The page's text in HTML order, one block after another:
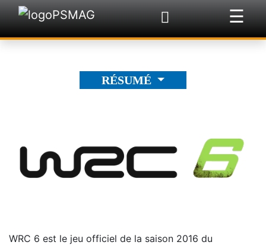
☰
×
RÉSUMÉ
WRC 6 est le jeu officiel de la saison 2016 du